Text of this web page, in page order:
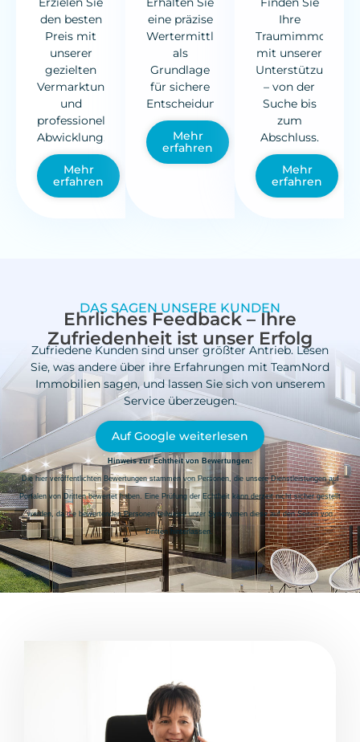
den besten
Preis mit
unserer
gezielten
Vermarktung
und
professionellen
Abwicklung.
Mehr
erfahren
eine präzise
Wertermittlung
als
Grundlage
für sichere
Entscheidungen.
Mehr
erfahren
Ihre
Traumimmobilie
mit unserer
Unterstützung
– von der
Suche bis
zum
Abschluss.
Mehr
erfahren
DAS SAGEN UNSERE KUNDEN
Ehrliches Feedback – Ihre
Zufriedenheit ist unser Erfolg
Zufriedene Kunden sind unser größter Antrieb. Lesen
Sie, was andere über ihre Erfahrungen mit TeamNord
Immobilien sagen, und lassen Sie sich von unserem
Service überzeugen.
Auf Google weiterlesen
Hinweis zur Echtheit von Bewertungen:
Die hier veröffentlichten Bewertungen stammen von Personen, die unsere Dienstleistungen auf
Portalen von Dritten bewertet haben. Eine Prüfung der Echtheit kann derzeit nicht sicher gestellt
werden, da die bewertenden Personen teilweise unter Synonymen diese auf den Seiten von
Dritten hinterlassen.